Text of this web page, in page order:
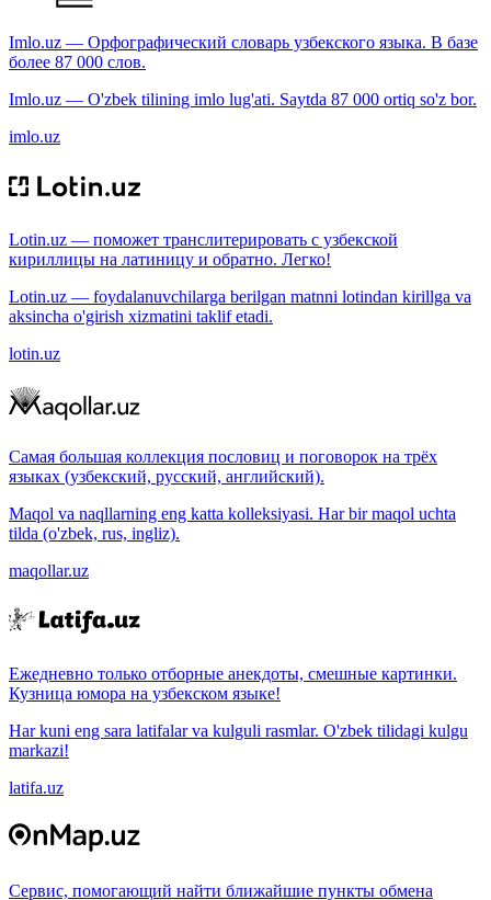
Imlo.uz — Орфографический словарь узбекского языка. В базе
более 87 000 слов.
Imlo.uz — O'zbek tilining imlo lug'ati. Saytda 87 000 ortiq so'z bor.
imlo.uz
Lotin.uz — поможет транслитерировать с узбекской
кириллицы на латиницу и обратно. Легко!
Lotin.uz — foydalanuvchilarga berilgan matnni lotindan kirillga va
aksincha o'girish xizmatini taklif etadi.
lotin.uz
Самая большая коллекция пословиц и поговорок на трёх
языках (узбекский, русский, английский).
Maqol va naqllarning eng katta kolleksiyasi. Har bir maqol uchta
tilda (o'zbek, rus, ingliz).
maqollar.uz
Ежедневно только отборные анекдоты, смешные картинки.
Кузница юмора на узбекском языке!
Har kuni eng sara latifalar va kulguli rasmlar. O'zbek tilidagi kulgu
markazi!
latifa.uz
Сервис, помогающий найти ближайшие пункты обмена